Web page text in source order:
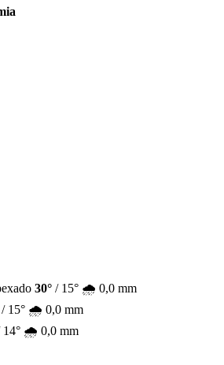
30° / 15° 🌧️ 0,0 mm
/ 15° 🌧️ 0,0 mm
14° 🌧️ 0,0 mm